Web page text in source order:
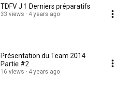
TDFV J 1 Derniers préparatifs
33 views 4 years ago
Présentation du Team 2014
Partie #2
16 views 4 years ago